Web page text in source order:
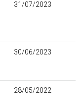
31/07/2023
30/06/2023
28/05/2022